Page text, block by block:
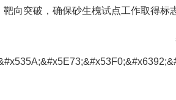
向突破，确保砂生槐试点工作取得标